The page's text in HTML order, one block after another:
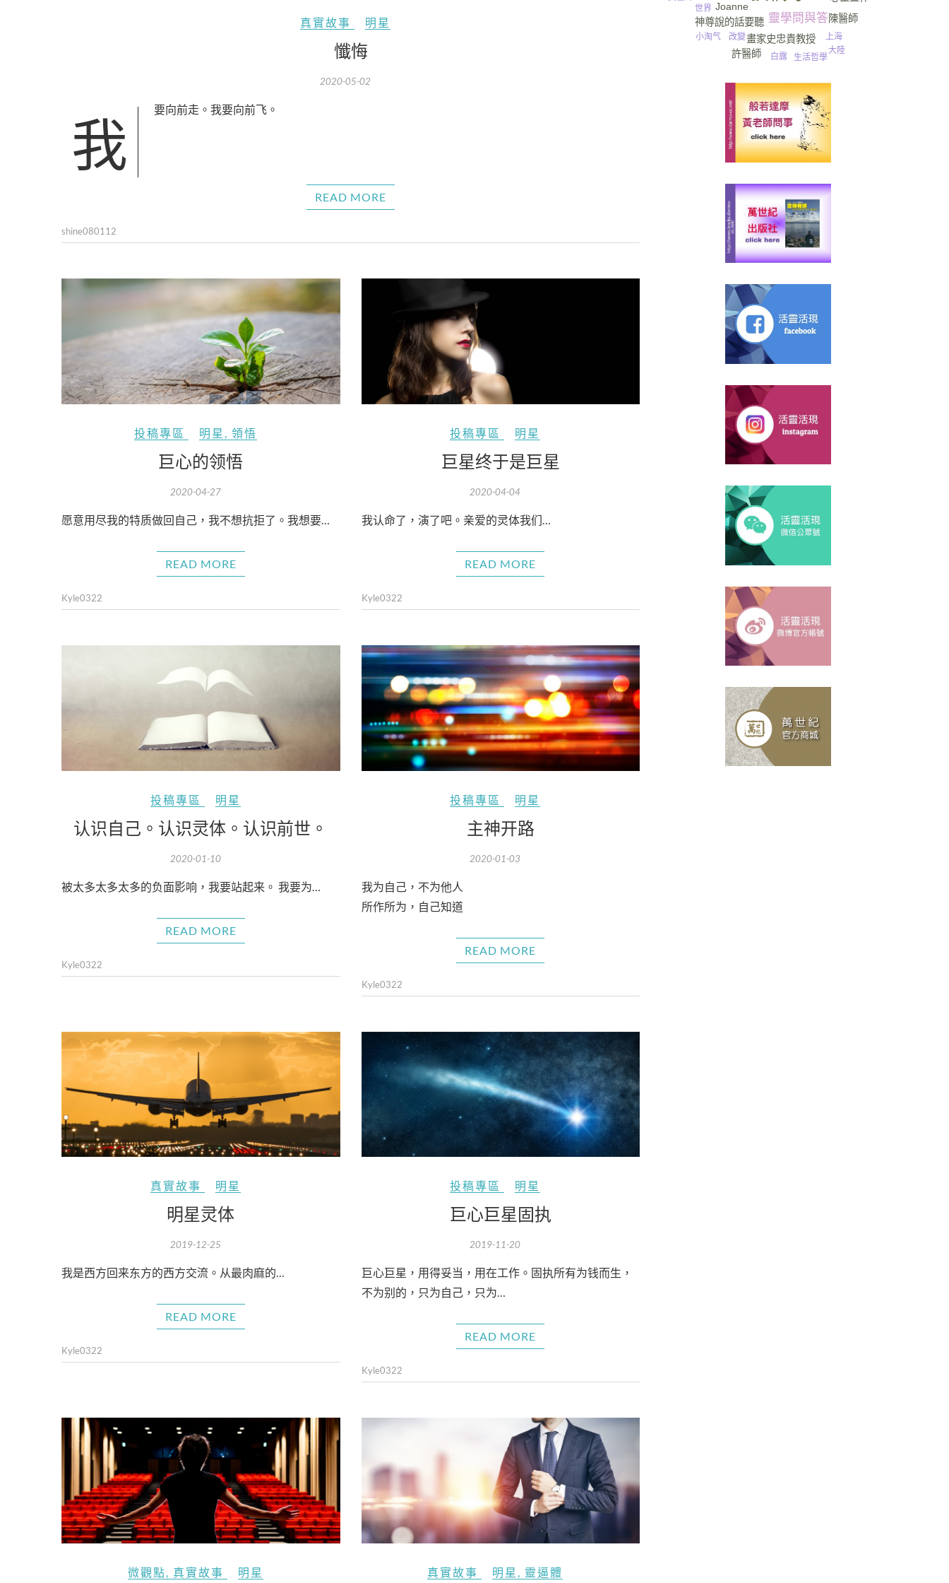
真實故事 明星
懺悔
2020-05-02
我要向前走。我要向前飞。
READ MORE
shine080112
投稿專區 明星 領悟
巨心的领悟
2020-04-27
愿意用尽我的特质做回自己，我不想抗拒了。我想要…
READ MORE
Kyle0322
投稿專區 明星
巨星终于是巨星
2020-04-04
我认命了，演了吧。亲爱的灵体我们…
READ MORE
Kyle0322
投稿專區 明星
认识自己。认识灵体。认识前世。
2020-01-10
被太多太多太多的负面影响，我要站起来。 我要为…
READ MORE
Kyle0322
投稿專區 明星
主神开路
2020-01-03
我为自己，不为他人
所作所为，自己知道
READ MORE
Kyle0322
真實故事 明星
明星灵体
2019-12-25
我是西方回来东方的西方交流。从最肉麻的…
READ MORE
Kyle0322
投稿專區 明星
巨心巨星固执
2019-11-20
巨心巨星，用得妥当，用在工作。固执所有为钱而生，
不为别的，只为自己，只为…
READ MORE
Kyle0322
微觀點, 真實故事 明星 真實故事 明星 , 靈逼體
靈學問與答
畫家史忠貴教授
Joanne
神尊說的話要聽
陳醫師
許醫師
上海
白露
生活哲學
小淘气
世界
大陸
改變